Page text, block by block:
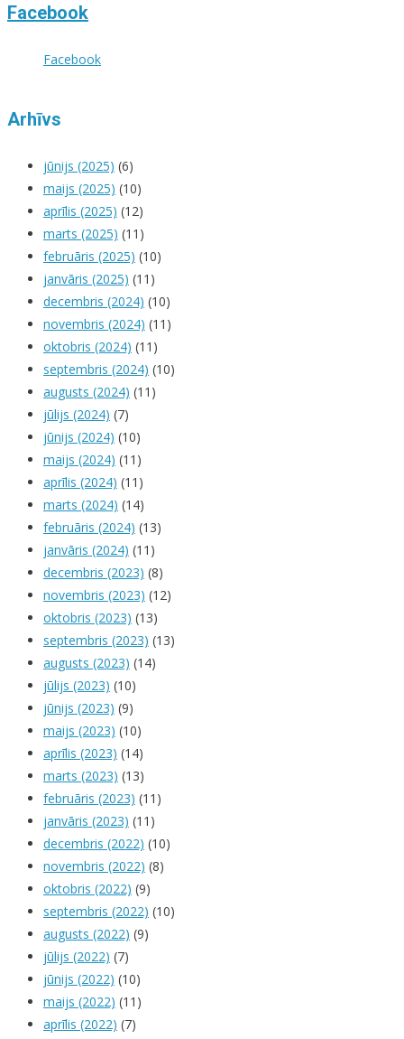
Facebook
Facebook
Arhīvs
jūnijs (2025) (6)
maijs (2025) (10)
aprīlis (2025) (12)
marts (2025) (11)
februāris (2025) (10)
janvāris (2025) (11)
decembris (2024) (10)
novembris (2024) (11)
oktobris (2024) (11)
septembris (2024) (10)
augusts (2024) (11)
jūlijs (2024) (7)
jūnijs (2024) (10)
maijs (2024) (11)
aprīlis (2024) (11)
marts (2024) (14)
februāris (2024) (13)
janvāris (2024) (11)
decembris (2023) (8)
novembris (2023) (12)
oktobris (2023) (13)
septembris (2023) (13)
augusts (2023) (14)
jūlijs (2023) (10)
jūnijs (2023) (9)
maijs (2023) (10)
aprīlis (2023) (14)
marts (2023) (13)
februāris (2023) (11)
janvāris (2023) (11)
decembris (2022) (10)
novembris (2022) (8)
oktobris (2022) (9)
septembris (2022) (10)
augusts (2022) (9)
jūlijs (2022) (7)
jūnijs (2022) (10)
maijs (2022) (11)
aprīlis (2022) (7)